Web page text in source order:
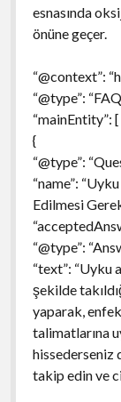
esnasında
önüne geçer.
“@context”:
“@type”:
“mainEntity”: [
{
“@type”:
“name”:
Edilmesi
“@type”:
“text”: “Uyku
şekilde
yaparak,
talimatlarına
hissederseniz
takip edin ve